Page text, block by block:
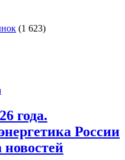
(1 623)
года.
России